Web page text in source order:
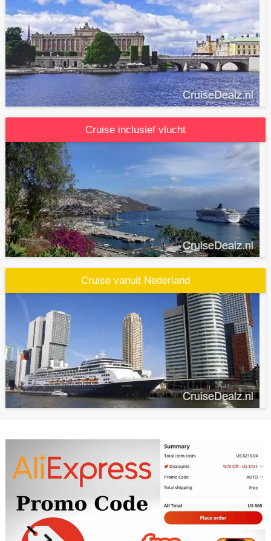
Cruise inclusief vlucht
Cruise vanuit Nederland